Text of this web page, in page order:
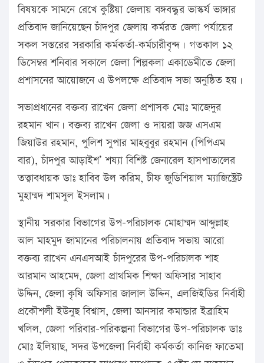
বিষয়কে সামনে রেখে কুষ্টিয়া জেলায় বঙ্গবন্ধুর ভাস্কর্য ভাঙ্গার
প্রতিবাদ জানিয়েছেন চাঁদপুর জেলায় কর্মরত জেলা পর্যায়ের
সকল সস্তরের সরকারি কর্মকর্তা-কর্মচারীবৃন্দ। গতকাল ১২
ডিসেম্বর শনিবার সকালে জেলা শিল্পকলা একাডেমীতে জেলা
প্রশাসনের আয়োজনে এ উপলক্ষে প্রতিবাদ সভা অনুষ্ঠিত হয়।
সভাপ্রধানের বক্তব্য রাখেন জেলা প্রশাসক মোঃ মাজেদুর
রহমান খান। বক্তব্য রাখেন জেলা ও দায়রা জজ এসএম
জিয়াউর রহমান, পুলিশ সুপার মাহবুবুর রহমান (পিপিএম
বার), চাঁদপুর আড়াইশ’ শয্যা বিশিষ্ট জেনারেল হাসপাতালের
তত্ত্বাবধায়ক ডাঃ হাবিব উল করিম, চীফ জুডিশিয়াল ম্যাজিস্ট্রেট
মুহাম্মদ শামসুল ইসলাম।
স্থানীয় সরকার বিভাগের উপ-পরিচালক মোহাম্মদ আব্দুল্লাহ
আল মাহমুদ জামানের পরিচালনায় প্রতিবাদ সভায় আরো
বক্তব্য রাখেন এনএসআই চাঁদপুরের উপ-পরিচালক শাহ
আরমান আহমেদ, জেলা প্রাথমিক শিক্ষা অফিসার সাহাব
উদ্দিন, জেলা কৃষি অফিসার জালাল উদ্দিন, এলজিইডির নির্বাহী
প্রকৌশলী ইউনুছ বিশ্বাস, জেলা আনসার কমান্ডার ইব্রাহিম
খলিল, জেলা পরিবার-পরিকল্পনা বিভাগের উপ-পরিচালক ডাঃ
মোঃ ইলিয়াছ, সদর উপজেলা নির্বাহী কর্মকর্তা কানিজ ফাতেমা